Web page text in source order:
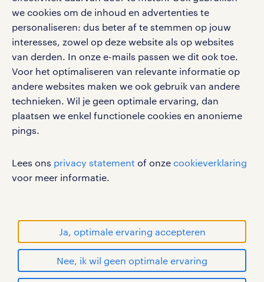
we cookies om de inhoud en advertenties te
personaliseren: dus beter af te stemmen op jouw
interesses, zowel op deze website als op websites
van derden. In onze e-mails passen we dit ook toe.
Voor het optimaliseren van relevante informatie op
andere websites maken we ook gebruik van andere
technieken. Wil je geen optimale ervaring, dan
plaatsen we enkel functionele cookies en anonieme
pings.
Lees ons privacy statement of onze cookieverklaring
voor meer informatie.
Ja, optimale ervaring accepteren
Nee, ik wil geen optimale ervaring
Volg ons voor de leukste content omtrent
vacatures, solliciteren en inspiratie.
werken bij randstad
gebruikersvoorwaarden
privacystatement
cookies
handelsmerken van Randstad N.V.
© Randstad 2026